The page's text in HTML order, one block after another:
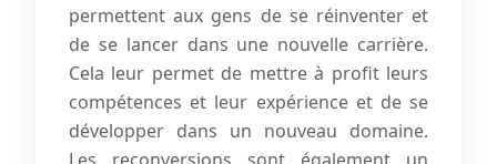
permettent aux gens de se réinventer et
de se lancer dans une nouvelle carrière.
Cela leur permet de mettre à profit leurs
compétences et leur expérience et de se
développer dans un nouveau domaine.